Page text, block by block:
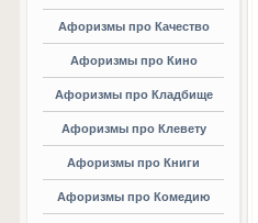
Афоризмы про Качество
Афоризмы про Кино
Афоризмы про Кладбище
Афоризмы про Клевету
Афоризмы про Книги
Афоризмы про Комедию